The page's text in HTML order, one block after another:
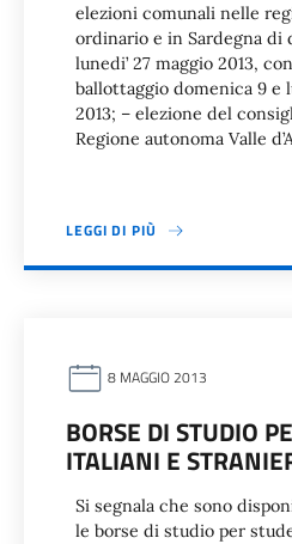
elezioni comunali nelle
ordinario e in Sardegna di
lunedi’ 27 maggio 2013,
ballottaggio domenica 9 e
2013; – elezione del
Regione autonoma Valle
LEGGI DI PIÙ
8 MAGGIO 2013
BORSE DI STUDIO
ITALIANI E
Si segnala che sono
le borse di studio per